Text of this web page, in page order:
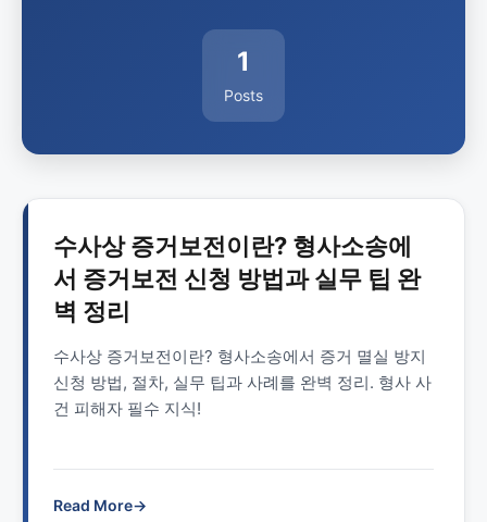
1
Posts
수사상 증거보전이란? 형사소송에
서 증거보전 신청 방법과 실무 팁 완
벽 정리
수사상 증거보전이란? 형사소송에서 증거 멸실 방지
신청 방법, 절차, 실무 팁과 사례를 완벽 정리. 형사 사
건 피해자 필수 지식!
Read More→